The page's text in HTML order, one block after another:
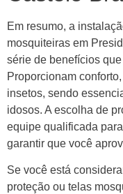
Em resumo, a
mosquiteiras em
série de benefícios
Proporcionam
insetos, sendo
idosos. A escolha de
equipe qualificada
garantir que você
Se você está
proteção ou telas